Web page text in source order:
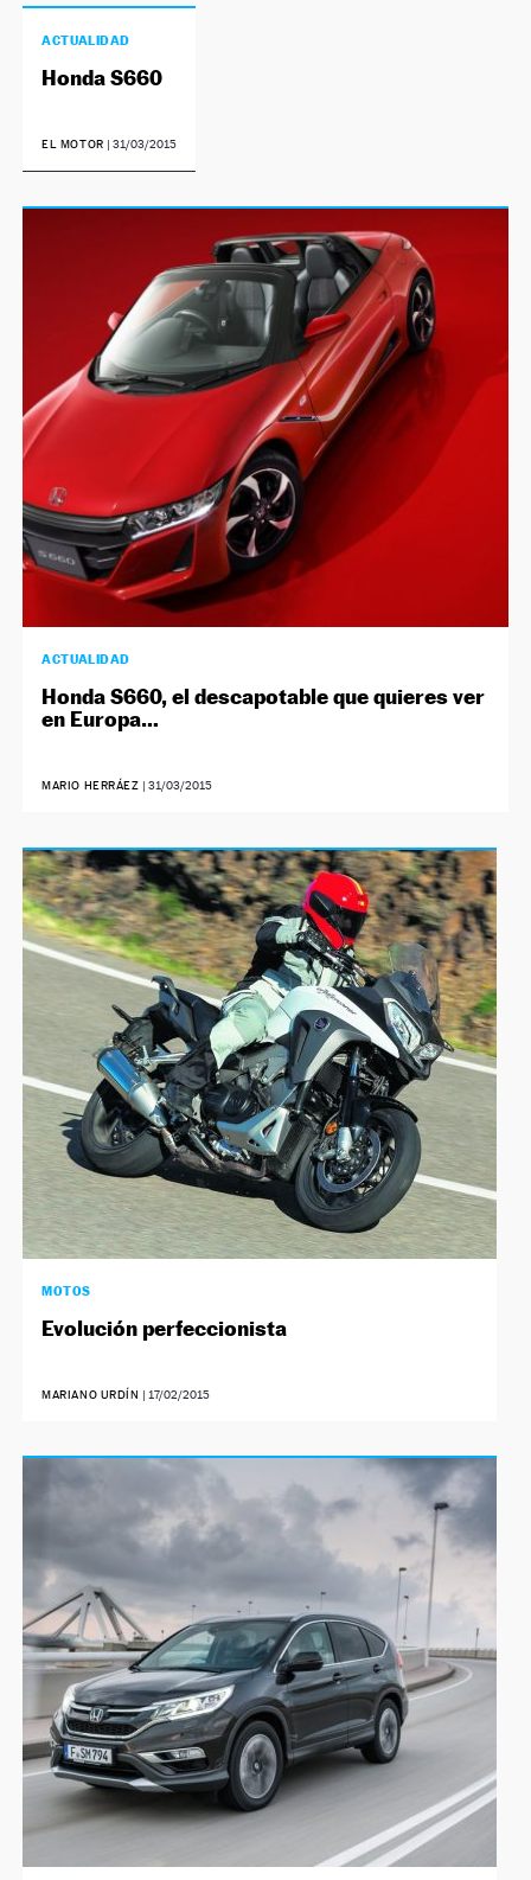
ACTUALIDAD
Honda S660
EL MOTOR | 31/03/2015
ACTUALIDAD
Honda S660, el descapotable que quieres ver
en Europa…
MARIO HERRÁEZ 31/03/2015
MOTOS
Evolución perfeccionista
MARIANO URDÍN | 17/02/2015